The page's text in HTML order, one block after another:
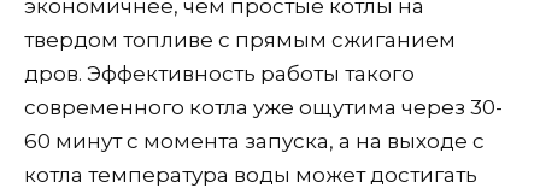
экономичнее, чем простые котлы на
твердом топливе с прямым сжиганием
дров. Эффективность работы такого
современного котла уже ощутима через 30-
60 минут с момента запуска, а на выходе с
котла температура воды может достигать